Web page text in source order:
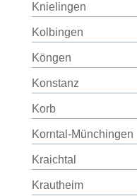
Knielingen
Kolbingen
Köngen
Konstanz
Korb
Korntal-Münchingen
Kraichtal
Krautheim